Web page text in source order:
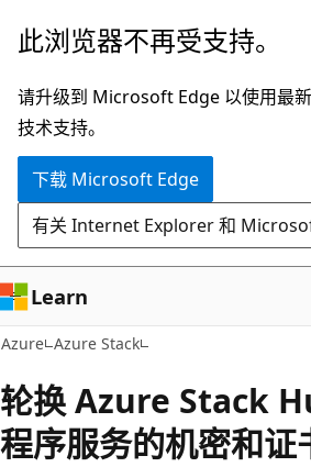
跳
主
要
内
此浏览器不再受支持。
请升级到 Microsoft Edge 以使用最
技术支持。
下载 Microsoft Edge
有关 Internet Explorer 和
Learn
Azure Azure Stack
轮换 Azure Stack
程序服务的机密和证